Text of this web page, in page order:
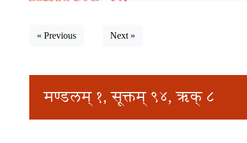
« Previous Next »
मण्डलम् १, सूक्तम् ९४, ऋक् ८